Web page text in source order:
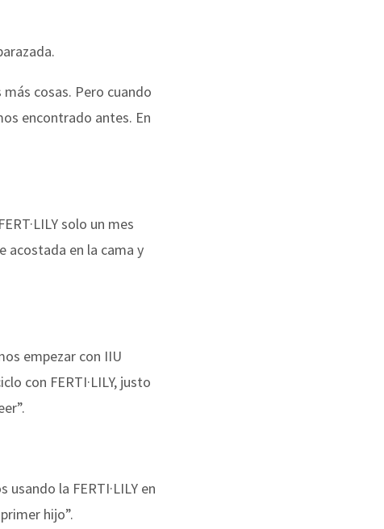
cosas. Pero cuando
encontrado antes. En
solo un mes
acostada en la cama y
empezar con IIU
con FERTI·LILY, justo
la FERTI·LILY en
hijo”.